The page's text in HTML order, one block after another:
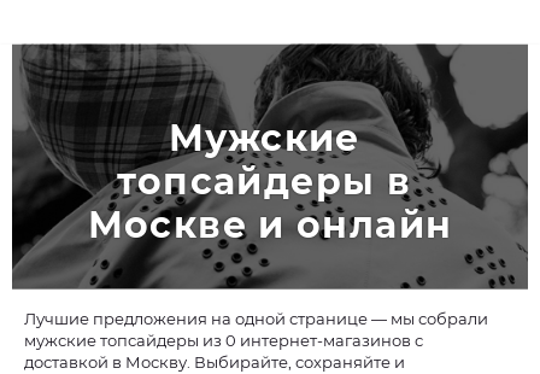
Мужские
топсайдеры в
Москве и онлайн
Лучшие предложения на одной странице — мы собрали
мужские топсайдеры из 0 интернет-магазинов с
доставкой в Москву. Выбирайте, сохраняйте и